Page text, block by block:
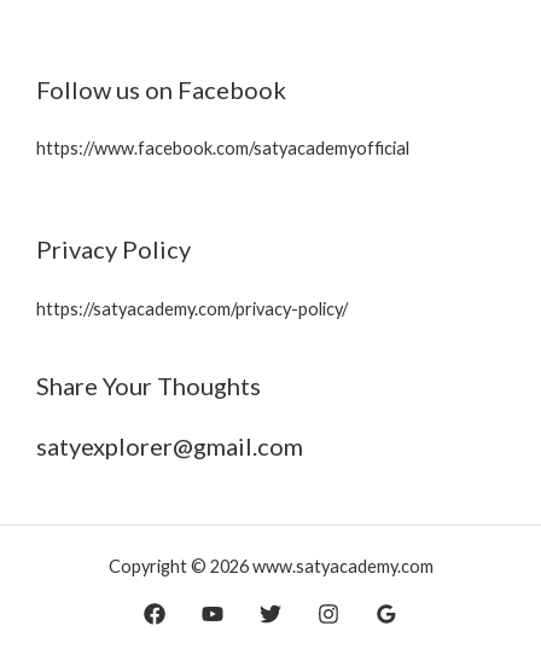
Follow us on Facebook
https://www.facebook.com/satyacademyofficial
Privacy Policy
https://satyacademy.com/privacy-policy/
Share Your Thoughts
satyexplorer@gmail.com
Copyright © 2026 www.satyacademy.com